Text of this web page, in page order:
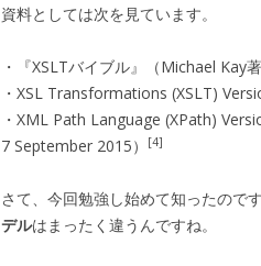
資料としては次を見ています。
・『XSLTバイブル』（Michael Kay
・XSL Transformations (XSLT)
・XML Path Language (XPath)
7 September 2015）
[4]
さて、今回勉強し始めて知ったのです
デルはまったく違うんですね。